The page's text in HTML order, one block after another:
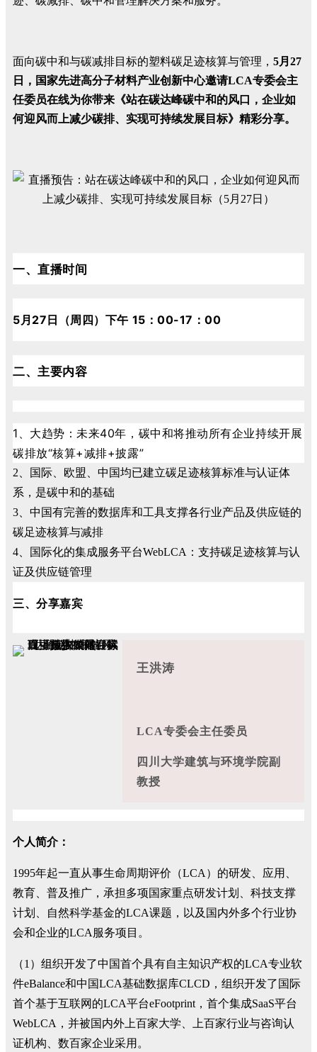
面向碳中和与碳减排目标的塑料碳足迹核算与管理， 5月27
日，国家先进高分子材料产业创新中心邀请LCA专委会主
任委员在线为你带来《站在碳达峰碳中和的风口，企业如
何迎风而上减少碳排、实现可持续发展目标》精彩分享。
一、直播时间
5月27日（周四）下午 15：00-17：00
二、主要内容
1、大趋势：未来40年，碳中和将推动所有企业持续开展
碳排放“核算+减排+披露”
2、国际、欧盟、中国均已建立碳足迹核算标准与认证体
系，是碳中和的基础
3、中国有完善的数据库和工具支撑各行业产品及供应链的
碳足迹核算与减排
4、国际化的集成服务平台WebLCA：支持碳足迹核算与认
证及供应链管理
三、分享嘉宾
王洪涛
LCA专委会主任委员
四川大学建筑与环境学院副
教授
个人简介：
1995年起一直从事生命周期评价（LCA）的研发、应用、
教育、普及推广，承担多项国家重点研发计划、科技支撑
计划、自然科学基金的LCA课题，以及国内外多个行业协
会和企业的LCA服务项目。
（1）组织开发了中国首个具有自主知识产权的LCA专业软
件eBalance和中国LCA基础数据库CLCD，组织开发了国际
首个基于互联网的LCA平台eFootprint，首个集成SaaS平台
WebLCA，并被国内外上百家大学、上百家行业与咨询认
证机构、数百家企业采用。